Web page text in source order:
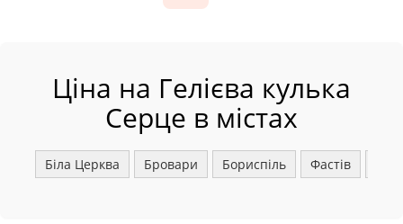
Ціна на Гелієва кулька
Серце в містах
Біла Церква Бровари Бориспіль Фастів